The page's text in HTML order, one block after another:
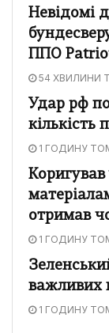
Невідомі
ППО
54 ХВИЛИНИ
Удар рф
кількість
1 ГОДИНУ
отримав
1 ГОДИНУ
важливих
1 ГОДИНУ